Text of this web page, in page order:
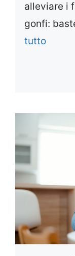
alleviare i
gonfi:
tutto